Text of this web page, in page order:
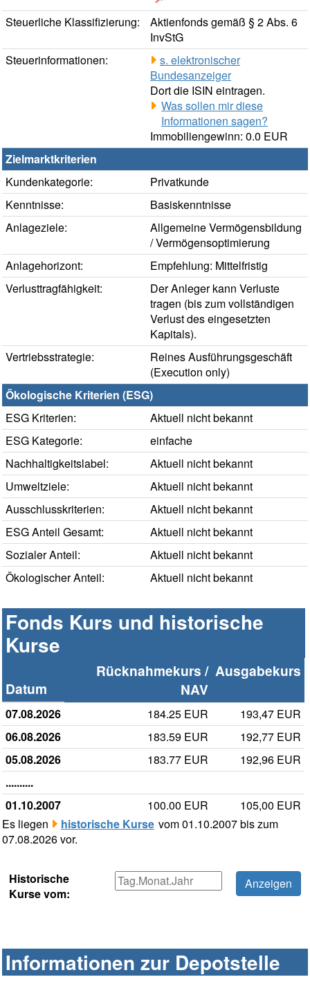
Steuerliche Klassifizierung:
Aktienfonds gemäß § 2 Abs. 6
InvStG
Steuerinformationen:
s. elektronischer
Bundesanzeiger
Dort die ISIN eintragen.
Was sollen mir diese
Informationen sagen?
Immobiliengewinn: 0.0 EUR
Zielmarktkriterien
Kundenkategorie:
Privatkunde
Kenntnisse:
Basiskenntnisse
Anlageziele:
Allgemeine Vermögensbildung
/ Vermögensoptimierung
Anlagehorizont:
Empfehlung: Mittelfristig
Verlusttragfähigkeit:
Der Anleger kann Verluste
tragen (bis zum vollständigen
Verlust des eingesetzten
Kapitals).
Vertriebsstrategie:
Reines Ausführungsgeschäft
(Execution only)
Ökologische Kriterien (ESG)
ESG Kriterien:
Aktuell nicht bekannt
ESG Kategorie:
einfache
Nachhaltigkeitslabel:
Aktuell nicht bekannt
Umweltziele:
Aktuell nicht bekannt
Ausschlusskriterien:
Aktuell nicht bekannt
ESG Anteil Gesamt:
Aktuell nicht bekannt
Sozialer Anteil:
Aktuell nicht bekannt
Ökologischer Anteil:
Aktuell nicht bekannt
Fonds Kurs und historische
Kurse
Datum
Rücknahmekurs /
NAV
Ausgabekurs
07.08.2026 184.25 EUR
193,47 EUR
06.08.2026
183.59 EUR
192,77 EUR
05.08.2026
183.77 EUR
192,96 EUR
..........
01.10.2007
100.00 EUR
105,00 EUR
Es liegen
historische Kurse vom 01.10.2007 bis zum
07.08.2026 vor.
Historische
Kurse vom:
Informationen zur Depotstelle